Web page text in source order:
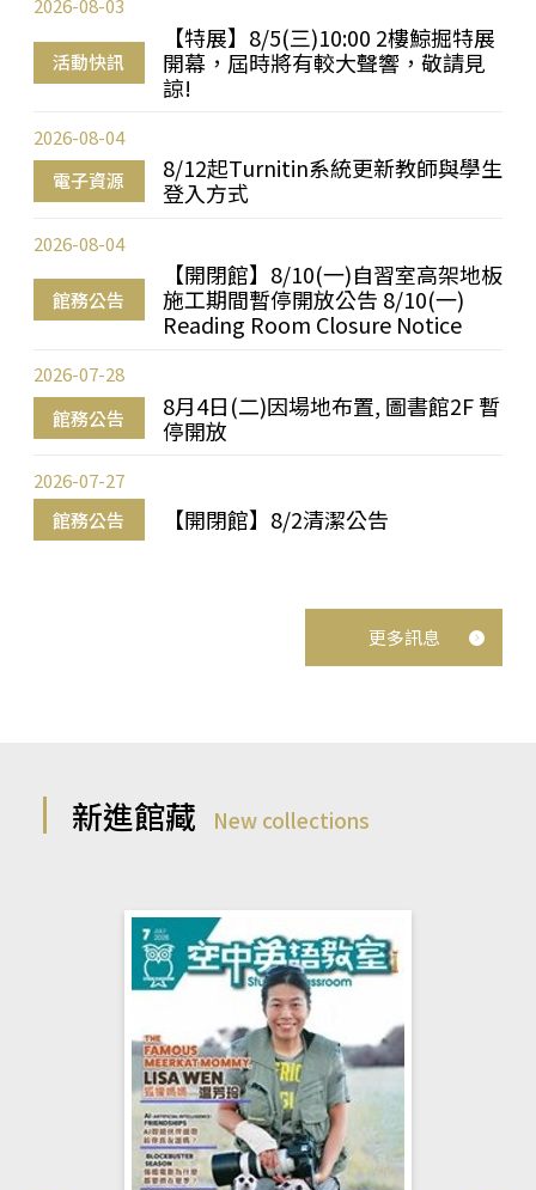
活動快訊
【特展】8/5(三)10:00 2樓鯨掘特展
開幕，屆時將有較大聲響，敬請見
諒!
2026-08-03
電子資源
8/12起Turnitin系統更新教師與學生
登入方式
2026-08-04
館務公告
【開閉館】8/10(一)自習室高架地板
施工期間暫停開放公告 8/10(一)
Reading Room Closure Notice
2026-08-04
館務公告
8月4日(二)因場地布置, 圖書館2F 暫
停開放
2026-07-28
館務公告 【開閉館】8/2清潔公告
2026-07-27
更多訊息
新進館藏 New collections